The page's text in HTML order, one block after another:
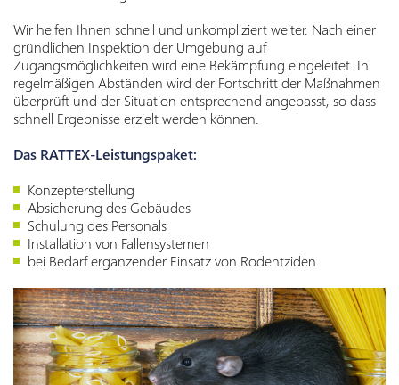
Wir helfen Ihnen schnell und unkompliziert weiter. Nach einer
gründlichen Inspektion der Umgebung auf
Zugangsmöglichkeiten wird eine Bekämpfung eingeleitet. In
regelmäßigen Abständen wird der Fortschritt der Maßnahmen
überprüft und der Situation entsprechend angepasst, so dass
schnell Ergebnisse erzielt werden können.
Das RATTEX-Leistungspaket:
Konzepterstellung
Absicherung des Gebäudes
Schulung des Personals
Installation von Fallensystemen
bei Bedarf ergänzender Einsatz von Rodentziden